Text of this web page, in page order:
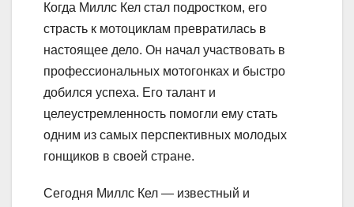
Когда Миллс Кел стал подростком, его
страсть к мотоциклам превратилась в
настоящее дело. Он начал участвовать в
профессиональных мотогонках и быстро
добился успеха. Его талант и
целеустремленность помогли ему стать
одним из самых перспективных молодых
гонщиков в своей стране.
Сегодня Миллс Кел — известный и